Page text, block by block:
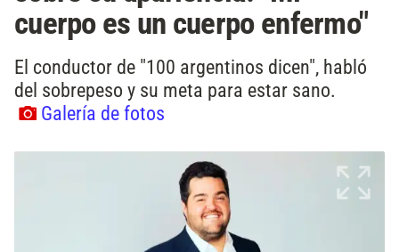
cuerpo es un cuerpo enfermo"
El conductor de "100 argentinos dicen", habló
del sobrepeso y su meta para estar sano.
Galería de fotos